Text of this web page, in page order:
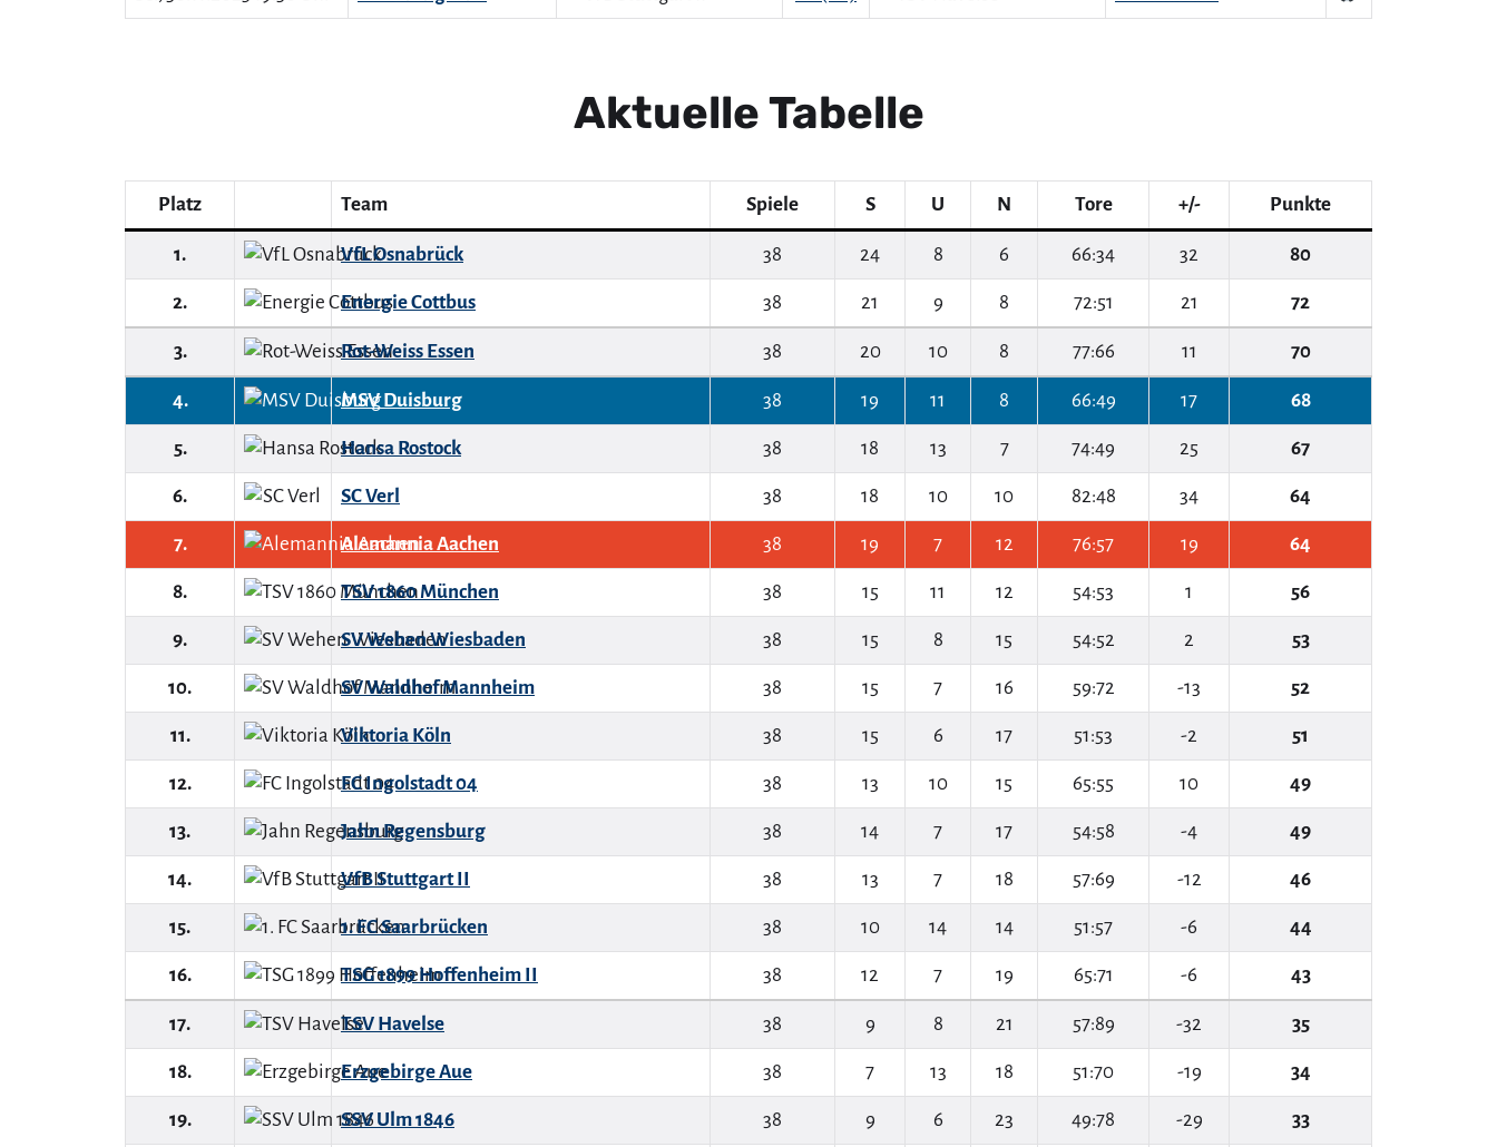
Aktuelle Tabelle
Platz Team Spiele S U N Tore +/- Punkte
1. VfL Osnabrück 38 24 8 6 66:34 32 80
2. Energie Cottbus 38 21 9 8 72:51 21 72
3. Rot-Weiss Essen 38 20 10 8 77:66 11 70
4. MSV Duisburg 38 19 11 8 66:49 17 68
5. Hansa Rostock 38 18 13 7 74:49 25 67
6. SC Verl 38 18 10 10 82:48 34 64
7. Alemannia Aachen 38 19 7 12 76:57 19 64
8. TSV 1860 München 38 15 11 12 54:53 1 56
9. SV Wehen Wiesbaden 38 15 8 15 54:52 2 53
10. SV Waldhof Mannheim 38 15 7 16 59:72 -13 52
11. Viktoria Köln 38 15 6 17 51:53 -2 51
12. FC Ingolstadt 04 38 13 10 15 65:55 10 49
13. Jahn Regensburg 38 14 7 17 54:58 -4 49
14. VfB Stuttgart II 38 13 7 18 57:69 -12 46
15. 1. FC Saarbrücken 38 10 14 14 51:57 -6 44
16. TSG 1899 Hoffenheim II 38 12 7 19 65:71 -6 43
17. TSV Havelse 38 9 8 21 57:89 -32 35
18. Erzgebirge Aue 38 7 13 18 51:70 -19 34
19. SSV Ulm 1846 38 9 6 23 49:78 -29 33